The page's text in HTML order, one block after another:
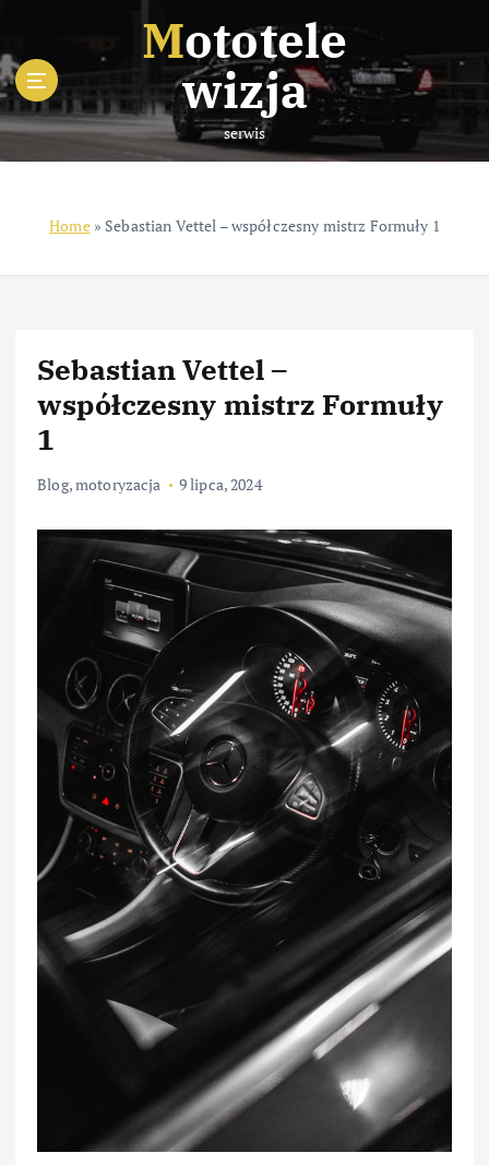
i
p
t
o
c
Mototele
wizja
serwis
Home» Sebastian Vettel – współczesny mistrz Formuły 1
Sebastian Vettel –
współczesny mistrz Formuły
1
Blog,motoryzacja 9 lipca, 2024